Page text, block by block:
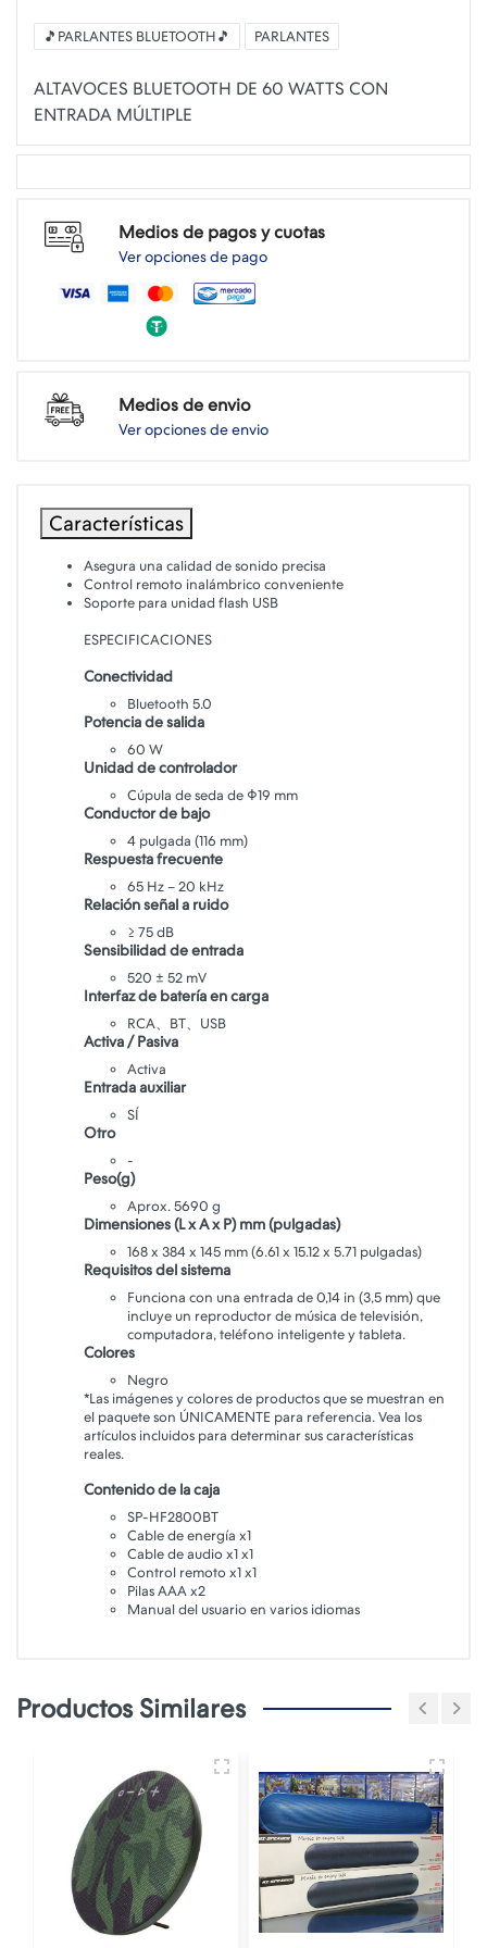
🎵PARLANTES BLUETOOTH🎵 PARLANTES
ALTAVOCES BLUETOOTH DE 60 WATTS CON
Medios de pagos y cuotas
Ver opciones de pago
Medios de envio
Ver opciones de envio
Características
Asegura una calidad de sonido precisa
Control remoto inalámbrico conveniente
Soporte para unidad flash USB
ESPECIFICACIONES
Conectividad
Bluetooth 5.0
Potencia de salida
60 W
Unidad de controlador
Cúpula de seda de Φ19 mm
Conductor de bajo
4 pulgada (116 mm)
Respuesta frecuente
65 Hz – 20 kHz
Relación señal a ruido
≥ 75 dB
Sensibilidad de entrada
520 ± 52 mV
Interfaz de batería en carga
RCA、BT、USB
Activa / Pasiva
Activa
Entrada auxiliar
SÍ
Otro
-
Peso(g)
Aprox. 5690 g
Dimensiones (L x A x P) mm (pulgadas)
168 x 384 x 145 mm (6.61 x 15.12 x 5.71 pulgadas)
Requisitos del sistema
Funciona con una entrada de 0,14 in (3,5 mm) que
incluye un reproductor de música de televisión,
computadora, teléfono inteligente y tableta.
Colores
Negro
*Las imágenes y colores de productos que se muestran en
el paquete son ÚNICAMENTE para referencia. Vea los
artículos incluidos para determinar sus características
reales.
Contenido de la caja
SP-HF2800BT
Cable de energía x1
Cable de audio x1 x1
Control remoto x1 x1
Pilas AAA x2
Manual del usuario en varios idiomas
Productos Similares